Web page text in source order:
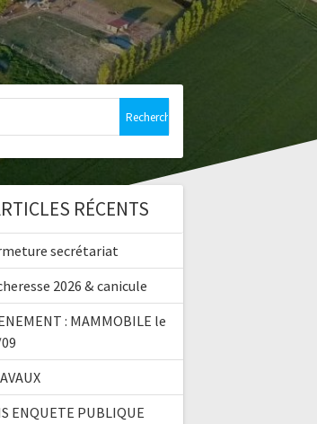
RÉCENTS
secrétariat
2026 & canicule
: MAMMOBILE le
ENQUETE PUBLIQUE